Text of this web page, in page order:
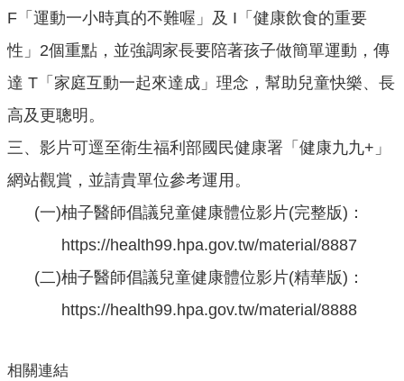
新
消
息
主
題
區
公
開
流
F「運動一小時真的不難喔」及 I「健康飲食的重要
性」2個重點，並強調家長要陪著孩子做簡單運動，傳
達 T「家庭互動一起來達成」理念，幫助兒童快樂、長
高及更聰明。
三、影片可逕至衛生福利部國民健康署「健康九九+」
網站觀賞，並請貴單位參考運用。
(一)柚子醫師倡議兒童健康體位影片(完整版)：
https://health99.hpa.gov.tw/material/8887
(二)柚子醫師倡議兒童健康體位影片(精華版)：
https://health99.hpa.gov.tw/material/8888
相關連結